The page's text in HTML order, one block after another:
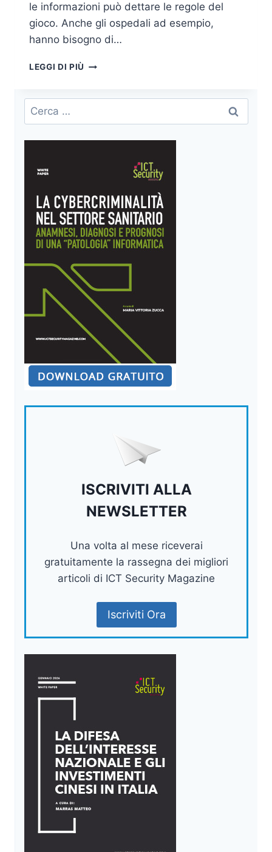
le informazioni può dettare le regole del
gioco. Anche gli ospedali ad esempio,
hanno bisogno di…
LEGGI DI PIÙ LA
INFORMAZIONI
LA
SICUREZZA
Ricerca
per:
ISCRIVITI ALLA
NEWSLETTER
Una volta al mese riceverai
gratuitamente la rassegna dei migliori
articoli di ICT Security Magazine
Iscriviti Ora